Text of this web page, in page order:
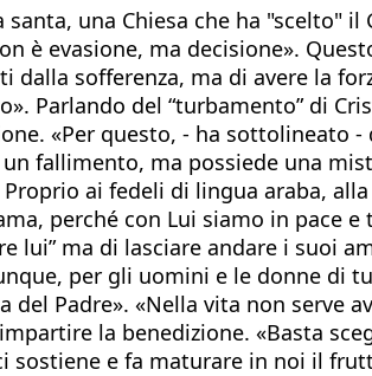
una Chiesa che ha "scelto"
è evasione, ma decisione».
sofferenza, ma di avere la
Parlando del “turbamento” di
«Per questo, - ha sottolineato
fallimento, ma possiede una
ai fedeli di lingua araba,
perché con Lui siamo in pace
lui” ma di lasciare andare i suoi
per gli uomini e le donne di
del Padre». «Nella vita non
la benedizione. «Basta
sostiene e fa maturare in noi il